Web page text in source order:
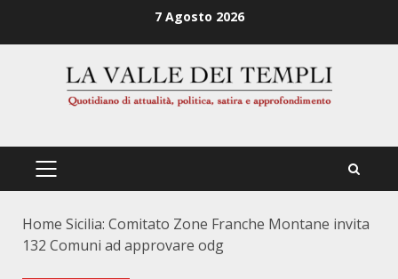
7 Agosto 2026
PRIMÄRES
Home Sicilia: Comitato Zone Franche Montane invita
132 Comuni ad approvare odg